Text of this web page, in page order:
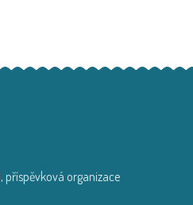
příspěvková organizace